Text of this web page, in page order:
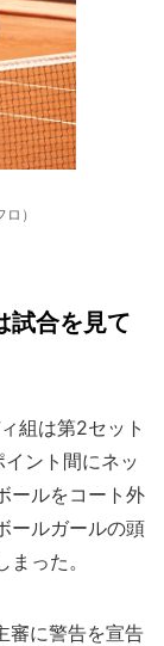
）
試合を見て
組は第2セット
ント間にネッ
ールをコート外
ールガールの頭
った。
審に警告を宣告